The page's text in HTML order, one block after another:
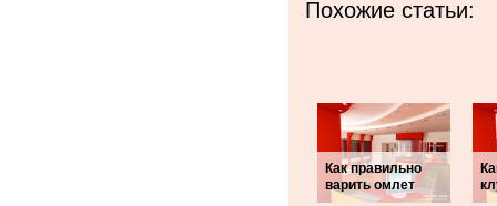
Похожие статьи:
Как правильно
варить омлет